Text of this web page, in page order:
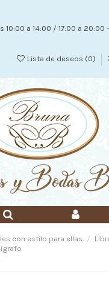
10:00 a 14:00 / 17:00 a
Lista de deseos (0)
con estilo para ellas